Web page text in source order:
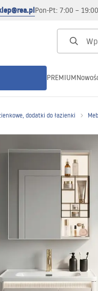
Pon-Pt: 7:00 – 19:00
PREMIUM
dodatki do łazienki